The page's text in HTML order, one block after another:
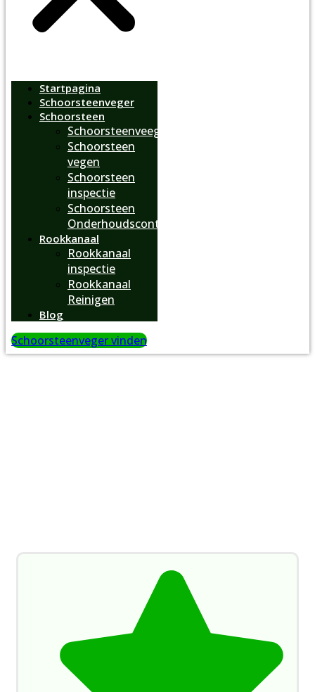
Startpagina
Schoorsteenveger
Schoorsteen
Schoorsteenveegbedrijf
Schoorsteen
vegen
Schoorsteen
inspectie
Schoorsteen
Onderhoudscontract
Rookkanaal
Rookkanaal
inspectie
Rookkanaal
Reinigen
Blog
Schoorsteenveger vinden